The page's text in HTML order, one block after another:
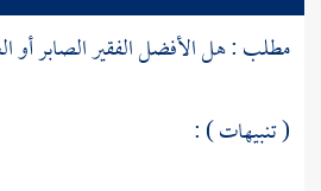
مطلب : هل الأفضل الفقير الصابر أو
( تنبيهات ) :